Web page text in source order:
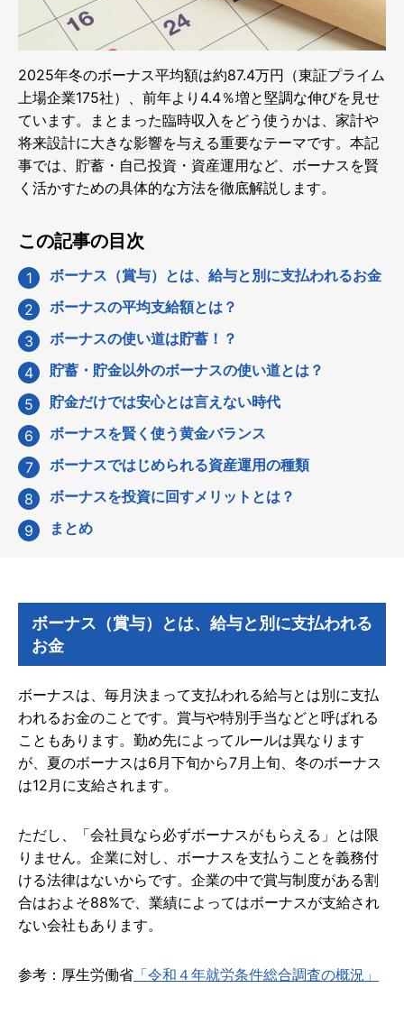
2025年冬のボーナス平均額は約87.4万円（東証プライム
上場企業175社）、前年より4.4％増と堅調な伸びを見せ
ています。まとまった臨時収入をどう使うかは、家計や
将来設計に大きな影響を与える重要なテーマです。本記
事では、貯蓄・自己投資・資産運用など、ボーナスを賢
く活かすための具体的な方法を徹底解説します。
この記事の目次
ボーナス（賞与）とは、給与と別に支払われるお金
ボーナスの平均支給額とは？
ボーナスの使い道は貯蓄！？
貯蓄・貯金以外のボーナスの使い道とは？
貯金だけでは安心とは言えない時代
ボーナスを賢く使う黄金バランス
ボーナスではじめられる資産運用の種類
ボーナスを投資に回すメリットとは？
まとめ
ボーナス（賞与）とは、給与と別に支払われる
お金
ボーナスは、毎月決まって支払われる給与とは別に支払
われるお金のことです。賞与や特別手当などと呼ばれる
こともあります。勤め先によってルールは異なります
が、夏のボーナスは6月下旬から7月上旬、冬のボーナス
は12月に支給されます。
ただし、「会社員なら必ずボーナスがもらえる」とは限
りません。企業に対し、ボーナスを支払うことを義務付
ける法律はないからです。企業の中で賞与制度がある割
合はおよそ88%で、業績によってはボーナスが支給され
ない会社もあります。
参考：厚生労働省 「令和４年就労条件総合調査の概況」